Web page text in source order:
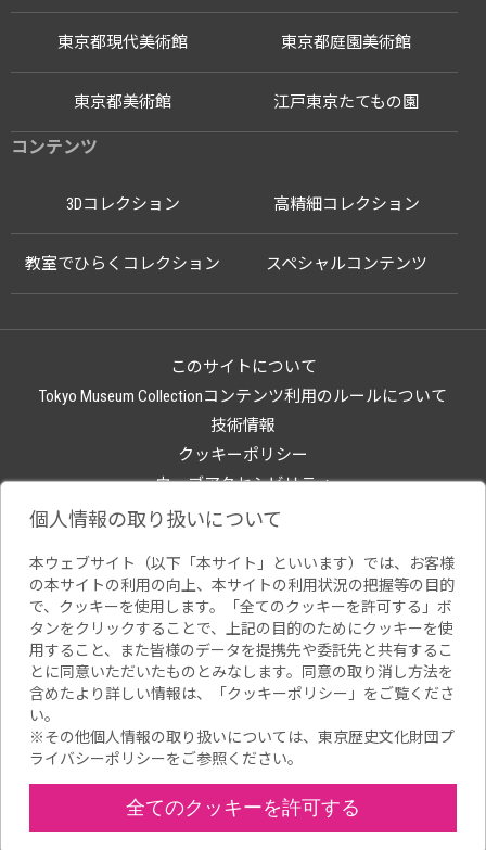
江戸東京たてもの園
東京都現代美術館 東京都庭園美術館
東京都美術館
コンテンツ
3Dコレクション 高精細コレクション
教室でひらくコレクション スペシャルコンテンツ
このサイトについて
Tokyo Museum Collectionコンテンツ利用のルールについて
技術情報
クッキーポリシー
ウェブアクセシビリティ
関連サイト
Copyright(C) Tokyo Metropolitan Foundation for History and Culture.All
rights reserved.
個人情報の取り扱いについて
本ウェブサイト（以下「本サイト」といいます）では、お客様
の本サイトの利用の向上、本サイトの利用状況の把握等の目的
で、クッキーを使用します。「全てのクッキーを許可する」ボ
タンをクリックすることで、上記の目的のためにクッキーを使
用すること、また皆様のデータを提携先や委託先と共有するこ
とに同意いただいたものとみなします。同意の取り消し方法を
含めたより詳しい情報は、「 クッキーポリシー 」をご覧くださ
い。
※その他個人情報の取り扱いについては、 東京歴史文化財団プ
ライバシーポリシーをご参照ください。
全てのクッキーを許可する